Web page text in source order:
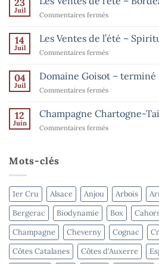
Ventes
–
–
15
août
Juil
Commentaires ferméssur
Ventes
de
l’été
Bordeaux
terminé
14
Juil
Les Ventes de l’été –
Commentaires ferméssur
Ventes
de
l’été
Spiritueux
terminé
04
Juil
Domaine Goisot – terminé
Commentaires ferméssur
Goisot
–
terminé
12
Juin
Champagne Chartogne-
Commentaires ferméssur
Mots-clés
1er Cru Alsace Anjou Arbois
Bergerac
Biodynamie Box
Champagne
Cheverny Cognac
Côtes Catalanes
Côtes d'Auxerre